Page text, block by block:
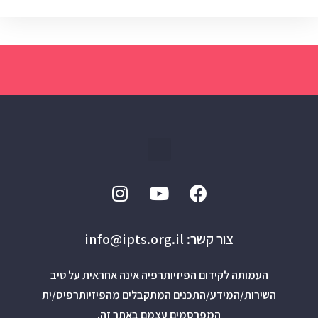
צור קשר: info@ipts.org.il
העמותה לקידום הפיזיותרפיה אינה אחראית על טיב
השירות/המידע/התכנים המתקבלים מהפיזיותרפיס/ית
המפרסמים עצמם באתר זה.